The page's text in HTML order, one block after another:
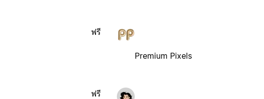
ฟรี
Premium Pixels
ฟรี